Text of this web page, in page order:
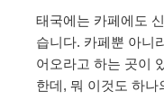
태국에는 카페에도
습니다. 카페뿐 아니
어오라고 하는 곳이
한데, 뭐 이것도 하나